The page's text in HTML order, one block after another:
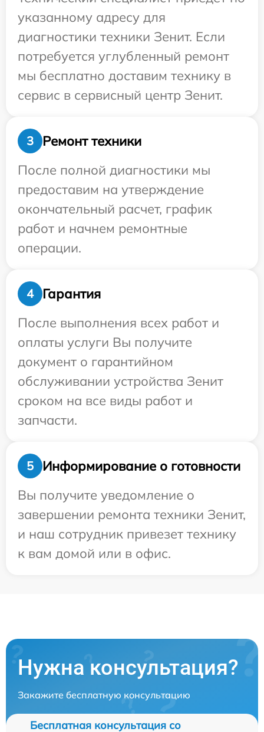
указанному адресу для
диагностики техники Зенит. Если
потребуется углубленный ремонт
мы бесплатно доставим технику в
сервис в сервисный центр Зенит.
3
Ремонт техники
После полной диагностики мы
предоставим на утверждение
окончательный расчет, график
работ и начнем ремонтные
операции.
4
Гарантия
После выполнения всех работ и
оплаты услуги Вы получите
документ о гарантийном
обслуживании устройства Зенит
сроком на все виды работ и
запчасти.
5
Информирование о готовности
Вы получите уведомление о
завершении ремонта техники Зенит,
и наш сотрудник привезет технику
к вам домой или в офис.
Нужна консультация?
Закажите бесплатную консультацию
Бесплатная консультация со